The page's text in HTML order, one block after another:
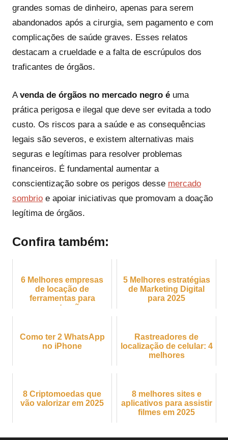
grandes somas de dinheiro, apenas para serem
abandonados após a cirurgia, sem pagamento e com
complicações de saúde graves. Esses relatos
destacam a crueldade e a falta de escrúpulos dos
traficantes de órgãos.
A venda de órgãos no mercado negro é uma
prática perigosa e ilegal que deve ser evitada a todo
custo. Os riscos para a saúde e as consequências
legais são severos, e existem alternativas mais
seguras e legítimas para resolver problemas
financeiros. É fundamental aumentar a
conscientização sobre os perigos desse mercado
sombrio e apoiar iniciativas que promovam a doação
legítima de órgãos.
Confira também:
6 Melhores empresas
de locação de
ferramentas para
construção
5 Melhores estratégias
de Marketing Digital
para 2025
Como ter 2 WhatsApp
no iPhone
Rastreadores de
localização de celular: 4
melhores
8 Criptomoedas que
vão valorizar em 2025
8 melhores sites e
aplicativos para assistir
filmes em 2025